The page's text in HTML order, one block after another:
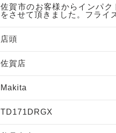
佐賀市のお客様からインパク
をさせて頂きました。フライ
店頭
佐賀店
Makita
TD171DRGX